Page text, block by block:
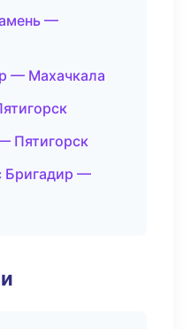
—
— Махачкала
Пятигорск
Бригадир —